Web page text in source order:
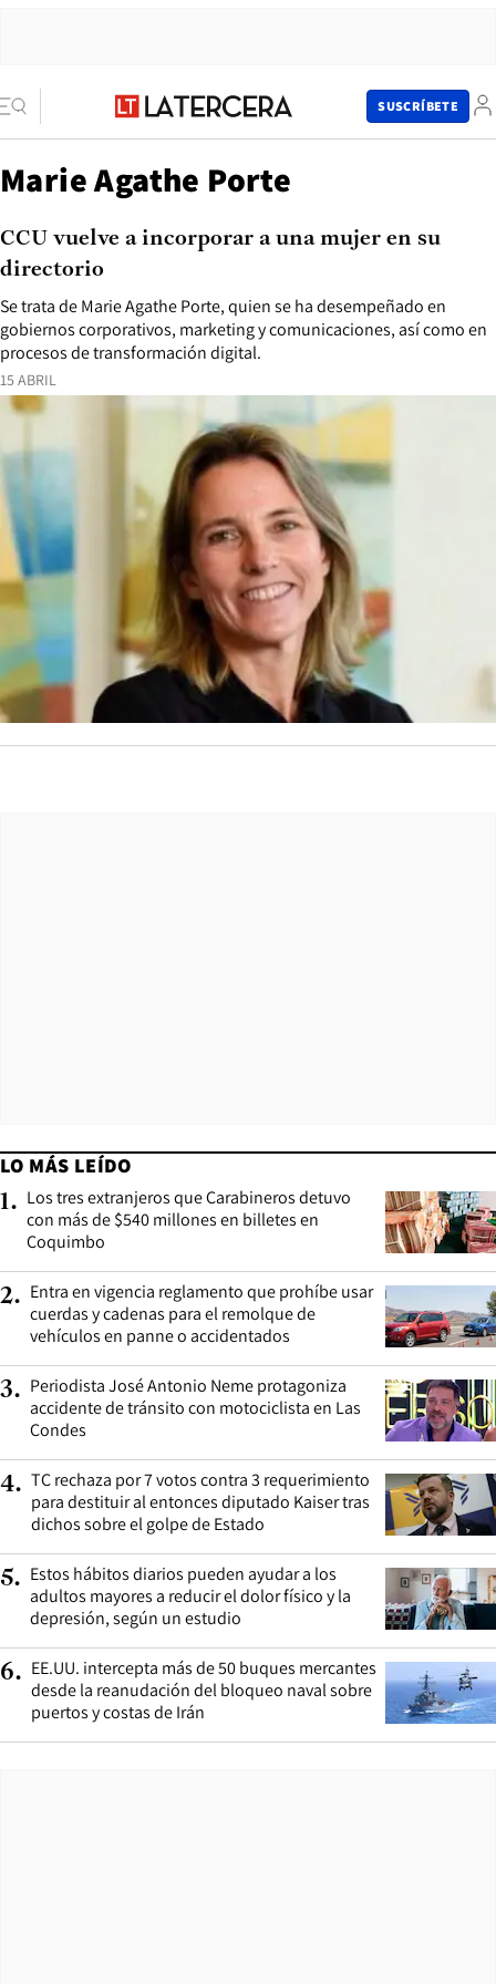
SUSCRÍBETE
Marie Agathe Porte
15 ABRIL
Se trata de Marie Agathe Porte, quien se ha desempeñado en
gobiernos corporativos, marketing y comunicaciones, así como en
procesos de transformación digital.
CCU vuelve a incorporar a una mujer en su
directorio
LO MÁS LEÍDO
1. Los tres extranjeros que Carabineros detuvo
con más de $540 millones en billetes en
Coquimbo
2. Entra en vigencia reglamento que prohíbe usar
cuerdas y cadenas para el remolque de
vehículos en panne o accidentados
3. Periodista José Antonio Neme protagoniza
accidente de tránsito con motociclista en Las
Condes
4. TC rechaza por 7 votos contra 3 requerimiento
para destituir al entonces diputado Kaiser tras
dichos sobre el golpe de Estado
5. Estos hábitos diarios pueden ayudar a los
adultos mayores a reducir el dolor físico y la
depresión, según un estudio
6. EE.UU. intercepta más de 50 buques mercantes
desde la reanudación del bloqueo naval sobre
puertos y costas de Irán